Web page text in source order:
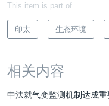
This item is part of
印太 生态环境
相关内容
中法就气变监测机制达成重